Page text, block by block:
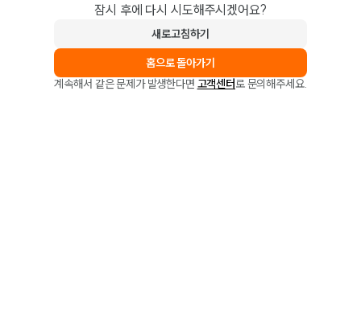
잠시 후에 다시 시도해주시겠어요?
새로고침하기
홈으로 돌아가기
계속해서 같은 문제가 발생한다면 고객센터로 문의해주세요.